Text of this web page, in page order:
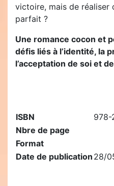
victoire, mais de réaliser
parfait ?
Une romance cocon et
défis liés à l’identité, la
l’acceptation de soi et
ISBN
978-
Nbre de page
Format
Date de publication 28/